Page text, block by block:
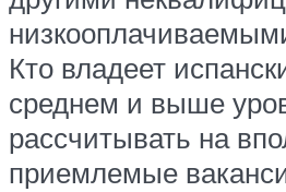
Кто владеет
среднем и выше
рассчитывать на
приемлемые